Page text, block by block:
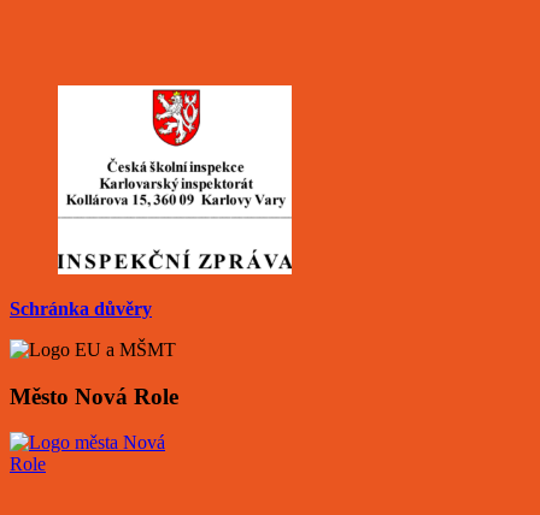
Schránka důvěry
Město Nová Role